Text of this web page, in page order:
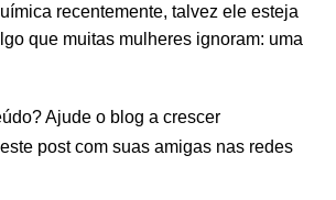
recentemente, talvez ele esteja
que muitas mulheres ignoram: uma
Ajude o blog a crescer
post com suas amigas nas redes